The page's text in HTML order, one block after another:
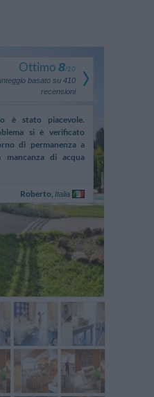
Ottimo 8/10
basato su 410
recensioni
è stato piacevole.
si è verificato
di permanenza a
mancanza di acqua
Roberto, Italia
rumorosa. La